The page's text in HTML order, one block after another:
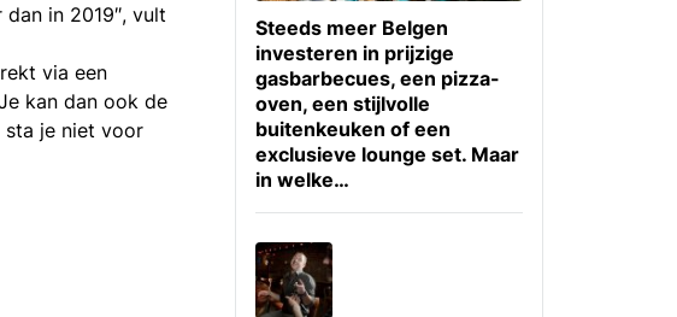
in 2019″, vult
via een
kan dan ook de
sta je niet voor
Steeds meer Belgen
investeren in prijzige
gasbarbecues, een pizza-
oven, een stijlvolle
buitenkeuken of een
exclusieve lounge set. Maar
in welke…